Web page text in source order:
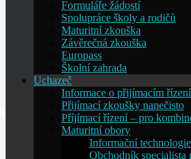
Formuláře žádostí
Spolupráce školy a rodičů
Maturitní zkouška
Závěrečná zkouška
Europass
Školní zahrada
Uchazeč
Informace o přijímacím
Přijímací zkoušky nanečisto
Příjímací řízení – pro
Maturitní obory
Informační technologie
Obchodník specialista